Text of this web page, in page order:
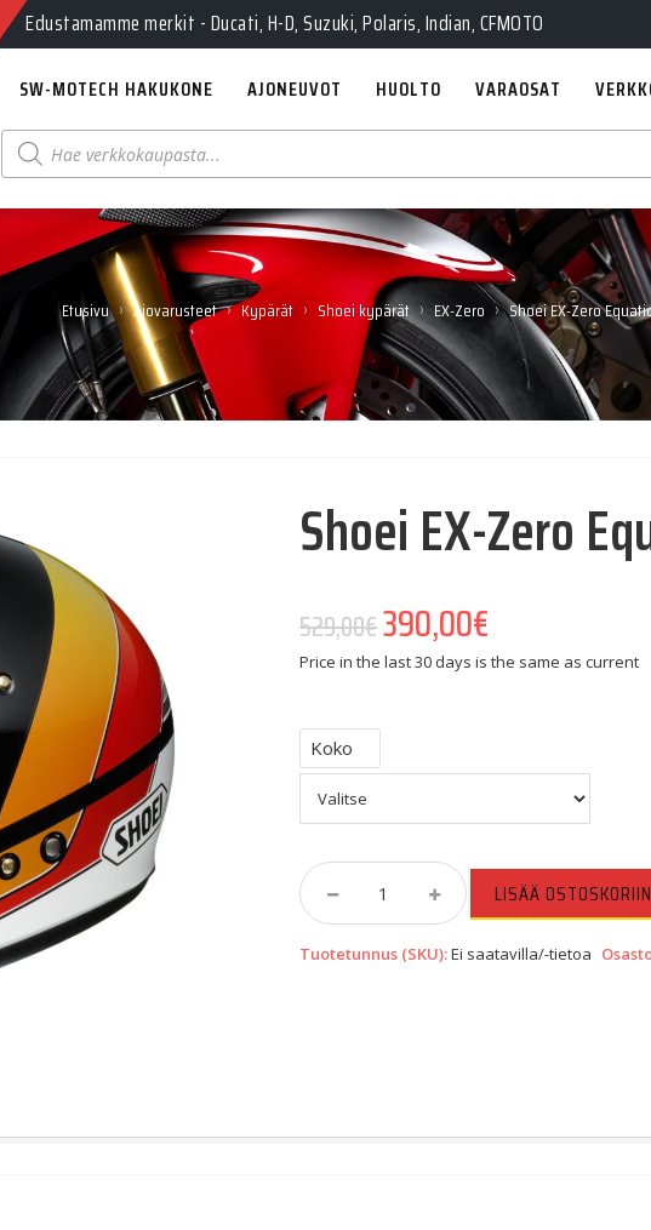
Edustamamme merkit - Ducati, H-D, Suzuki, Polaris, Indian, CFMOTO
SW-MOTECH HAKUKONE AJONEUVOT HUOLTO VARAOSAT
Products
search
Etusivu › Ajovarusteet › Kypärät › Shoei kypärät › EX-Zero › Shoei EX-Zero
Shoei EX-Zero
529,00€Alkuperäinen hinta oli:
390,00€
Price in the last 30 days is the same as current
Koko
Shoei
EX-
Equation
LISÄÄ OSTOSKORIIN
Tuotetunnus (SKU):Ei saatavilla/-tietoa